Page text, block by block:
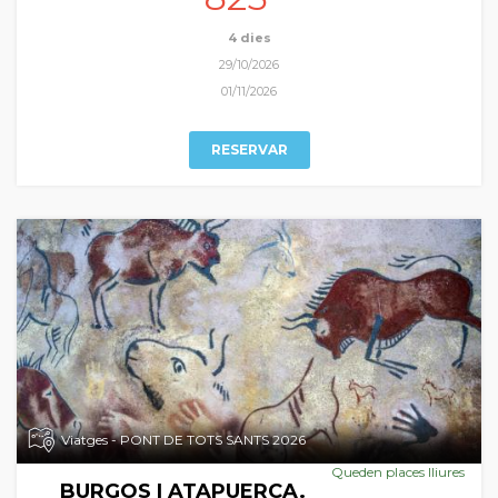
patrimonial indubtable, a les que ens aproximem en el nostre
periple autumnal.
4 dies
29/10/2026
01/11/2026
RESERVAR
Viatges - PONT DE TOTS SANTS 2026
Queden places lliures
BURGOS I ATAPUERCA.